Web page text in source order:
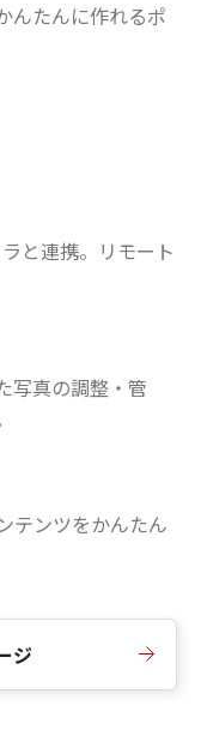
んたんに作れるポ
と連携。リモート
写真の調整・管
テンツをかんたん
ジ